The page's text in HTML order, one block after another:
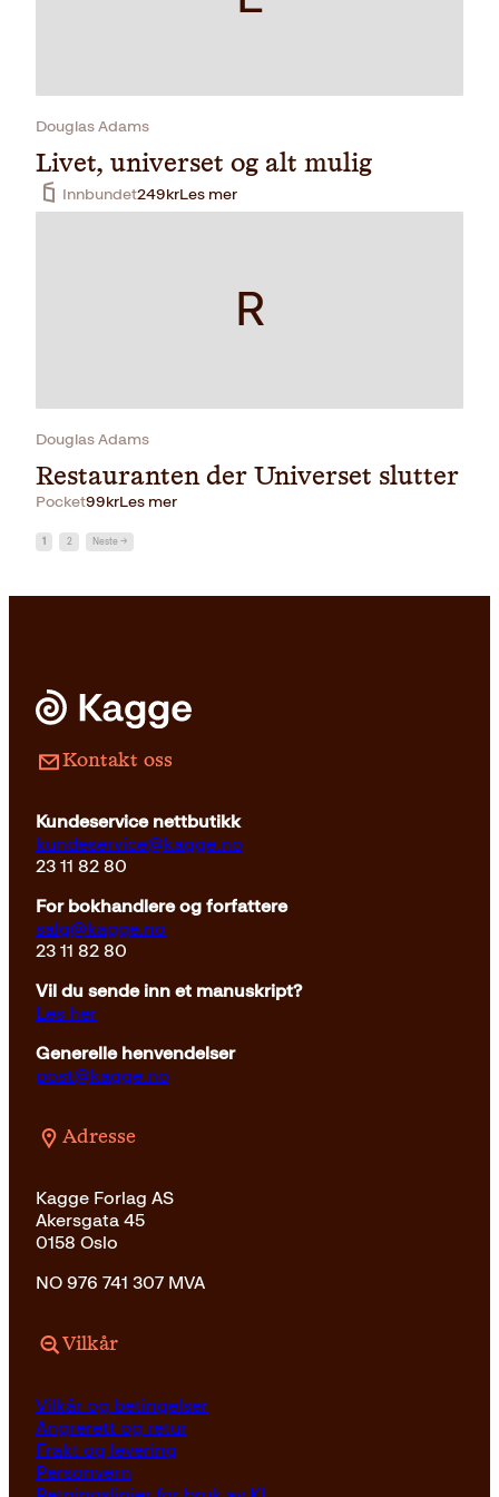
Douglas Adams
Livet, universet og alt mulig
Innbundet249krLes mer
R
Douglas Adams
Restauranten der Universet slutter
Pocket99krLes mer
1 2 Neste →
Kontakt oss
Kundeservice nettbutikk
kundeservice@kagge.no
23 11 82 80
For bokhandlere og forfattere
salg@kagge.no
23 11 82 80
Vil du sende inn et manuskript?
Les her
Generelle henvendelser
post@kagge.no
Adresse
Kagge Forlag AS
Akersgata 45
0158 Oslo
NO 976 741 307 MVA
Vilkår
Vilkår og betingelser
Angrerett og retur
Frakt og levering
Personvern